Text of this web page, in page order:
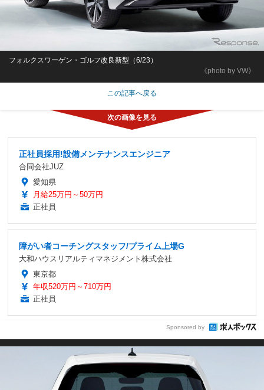
《photo by VW》
フォルクスワーゲン・ゴルフ改良新型（6/23）
この記事へ戻る
正社員採用!設備メンテナンスエンジニア
合同会社JUZ
愛知県
月給25万円～50万円
正社員
障がい者コーチングスタッフ/プライム上場G
大和ハウスリアルティマネジメント株式会社
東京都
年収520万円～710万円
正社員
Sponsored by